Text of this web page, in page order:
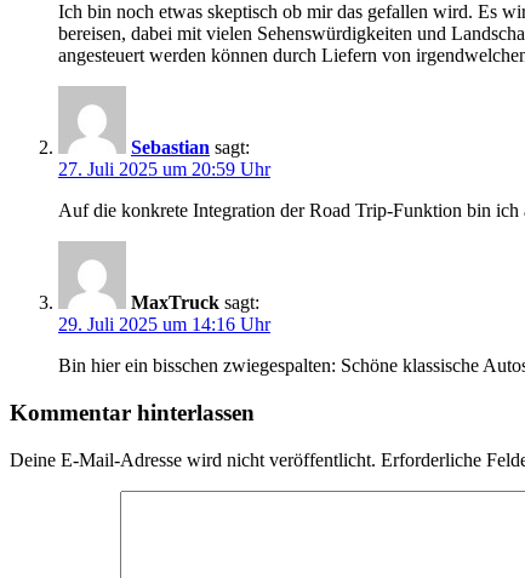
Ich bin noch etwas skeptisch ob mir das gefallen wird. Es
bereisen, dabei mit vielen Sehenswürdigkeiten und
angesteuert werden können durch Liefern von
Sebastian sagt:
27. Juli 2025 um 20:59 Uhr
Auf die konkrete Integration der Road Trip-Funktion bin ich
MaxTruck sagt:
29. Juli 2025 um 14:16 Uhr
Bin hier ein bisschen zwiegespalten: Schöne klassische
Kommentar hinterlassen
Deine E-Mail-Adresse wird nicht veröffentlicht. Erforderliche